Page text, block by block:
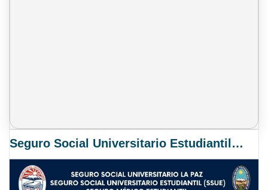
Seguro Social Universitario Estudiantil SSUE